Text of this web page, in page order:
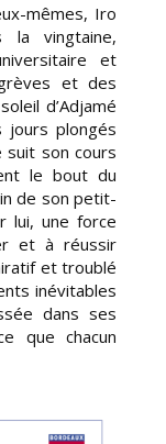
mêmes, Iro
la vingtaine,
et
et des
d’Adjamé
jours plongés
suit son cours
le bout du
de son petit-
lui, une force
et à réussir
et troublé
inévitables
dans ses
que chacun